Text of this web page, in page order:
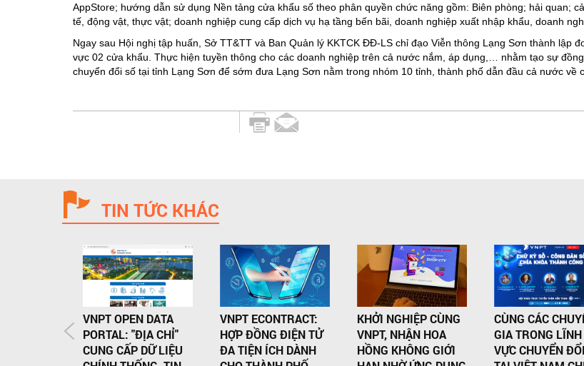
AppStore; hướng dẫn sử dụng Nền tảng cửa khẩu số theo phân quyền chức năng gồm: Biên phòng; hải quan;
tế, động vật, thực vật; doanh nghiệp cung cấp dịch vụ hạ tầng bến bãi, doanh nghiệp xuất nhập khẩu, doanh
Ngay sau Hội nghị tập huấn, Sở TT&TT và Ban Quản lý KKTCK ĐĐ-LS chỉ đạo Viễn thông Lạng Sơn thành lập
vực 02 cửa khẩu. Thực hiện tuyền thông cho các doanh nghiệp trên cả nước nắm, áp dụng,… nhằm tạo sự
chuyển đổi số tại tỉnh Lạng Sơn để sớm đưa Lạng Sơn nằm trong nhóm 10 tỉnh, thành phố dẫn đầu cả nước về
TIN TỨC KHÁC
VNPT OPEN DATA
PORTAL: "ĐỊA CHỈ"
CUNG CẤP DỮ LIỆU
VNPT ECONTRACT:
HỢP ĐỒNG ĐIỆN TỬ
ĐA TIỆN ÍCH DÀNH
KHỞI NGHIỆP CÙNG
VNPT, NHẬN HOA
HỒNG KHÔNG GIỚI
CÙNG CÁC
GIA TRONG LĨNH
VỰC CHUYỂN